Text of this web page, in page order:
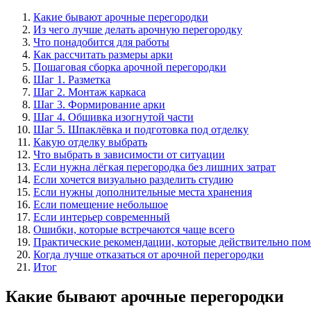
Какие бывают арочные перегородки
Из чего лучше делать арочную перегородку
Что понадобится для работы
Как рассчитать размеры арки
Пошаговая сборка арочной перегородки
Шаг 1. Разметка
Шаг 2. Монтаж каркаса
Шаг 3. Формирование арки
Шаг 4. Обшивка изогнутой части
Шаг 5. Шпаклёвка и подготовка под отделку
Какую отделку выбрать
Что выбрать в зависимости от ситуации
Если нужна лёгкая перегородка без лишних затрат
Если хочется визуально разделить студию
Если нужны дополнительные места хранения
Если помещение небольшое
Если интерьер современный
Ошибки, которые встречаются чаще всего
Практические рекомендации, которые действительно
Когда лучше отказаться от арочной перегородки
Итог
Какие бывают арочные перегородки